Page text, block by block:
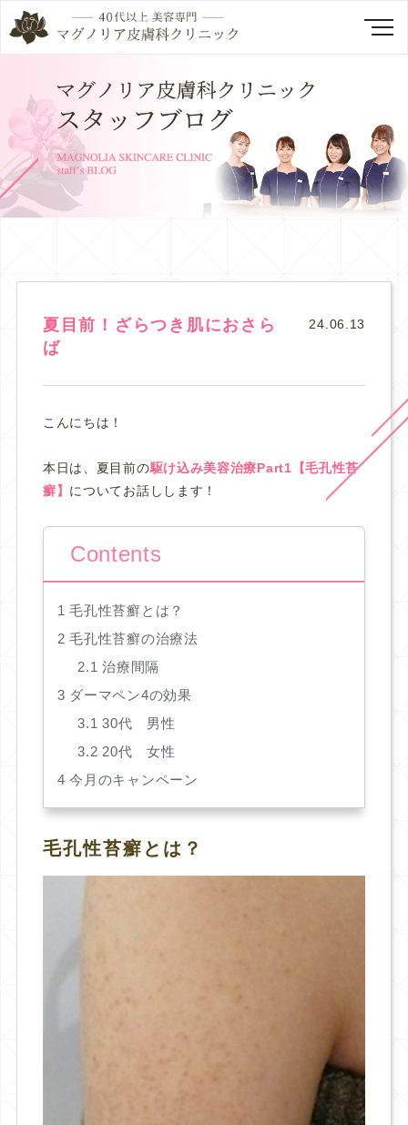
夏目前！ざらつき肌におさら
ば
24.06.13
こんにちは！
本日は、夏目前の駆け込み美容治療Part1【毛孔性苔
癬】 についてお話しします！
Contents
1 毛孔性苔癬とは？
2 毛孔性苔癬の治療法
2.1 治療間隔
3 ダーマペン4の効果
3.1 30代 男性
3.2 20代 女性
4 今月のキャンペーン
毛孔性苔癬とは？